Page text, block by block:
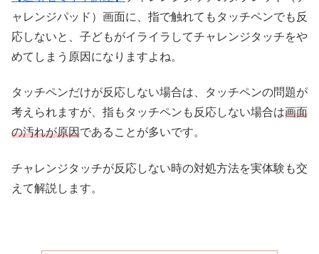
ャレンジパッド）画面に、指で触れてもタッチペンでも反
応しないと、子どもがイライラしてチャレンジタッチをや
めてしまう原因になりますよね。
タッチペンだけが反応しない場合は、タッチペンの問題が
考えられますが、指もタッチペンも反応しない場合は画面
の汚れが原因であることが多いです。
チャレンジタッチが反応しない時の対処方法を実体験も交
えて解説します。